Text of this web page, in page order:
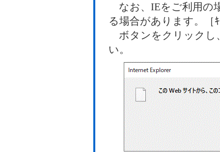
なお、IEをご利用の
る場合があります。［
ボタンをクリックし
い。